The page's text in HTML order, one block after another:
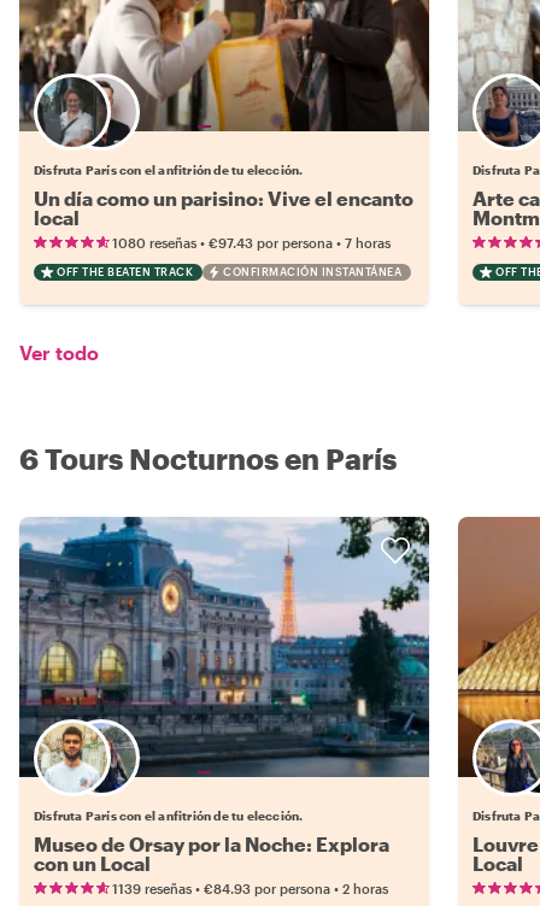
Elige tu local favorito
Disfruta París con el anfitrión de tu elección.
Un día como un parisino: Vive el encanto
local
1080 reseñas • €97.43 por persona • 7 horas
OFF THE BEATEN TRACK CONFIRMACIÓN INSTANTÁNEA
Disfruta
Arte
OFF
Ver todo
6 Tours Nocturnos en París
Elige tu local favorito
Disfruta París con el anfitrión de tu elección.
Museo de Orsay por la Noche: Explora
con un Local
1139 reseñas • €84.93 por persona • 2 horas
Disfruta
Local